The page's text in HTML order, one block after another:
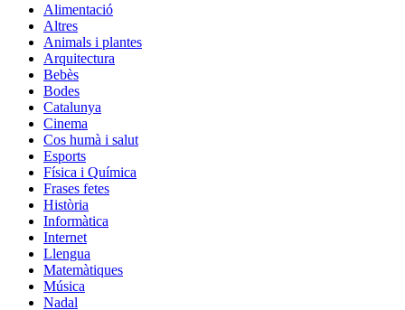
Alimentació
Altres
Animals i plantes
Arquitectura
Bebès
Bodes
Catalunya
Cinema
Cos humà i salut
Esports
Física i Química
Frases fetes
Història
Informàtica
Internet
Llengua
Matemàtiques
Música
Nadal